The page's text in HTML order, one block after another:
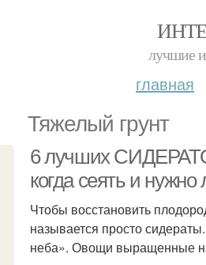
лучшие
главная
Тяжелый грунт
6 лучших
когда сеять и
Чтобы восстановить
называется просто
неба». Овощи выращенные